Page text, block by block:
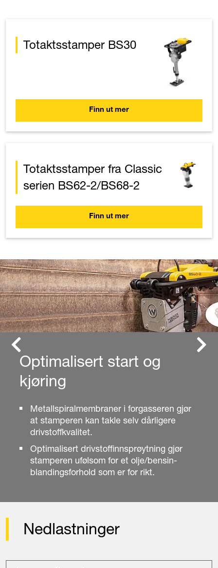
Totaktsstamper BS30
Finn ut mer
Totaktsstamper fra Classic
serien BS62-2/BS68-2
Finn ut mer
Optimalisert start og
kjøring
Metallspiralmembraner i forgasseren gjør
at stamperen kan takle selv dårligere
drivstoffkvalitet.
Optimalisert drivstoffinnsprøytning gjør
stamperen ufølsom for et olje/bensin-
blandingsforhold som er for rikt.
Previous Next
Nedlastninger